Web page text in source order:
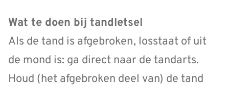
Wat te doen bij tandletsel
Als de tand is afgebroken, losstaat of uit
de mond is: ga direct naar de tandarts.
Houd (het afgebroken deel van) de tand